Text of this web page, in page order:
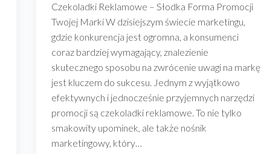
Czekoladki Reklamowe – Słodka Forma Promocji
Twojej Marki W dzisiejszym świecie marketingu,
gdzie konkurencja jest ogromna, a konsumenci
coraz bardziej wymagający, znalezienie
skutecznego sposobu na zwrócenie uwagi na markę
jest kluczem do sukcesu. Jednym z wyjątkowo
efektywnych i jednocześnie przyjemnych narzędzi
promocji są czekoladki reklamowe. To nie tylko
smakowity upominek, ale także nośnik
marketingowy, który…